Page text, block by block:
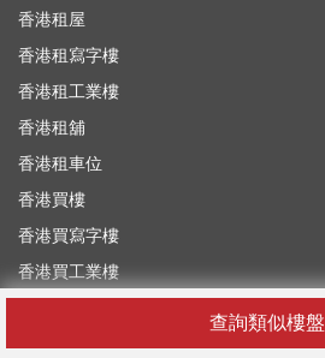
查詢類似樓盤
香港租屋
香港租寫字樓
香港租工業樓
香港租舖
香港租車位
香港買樓
香港買寫字樓
香港買工業樓
香港買車位